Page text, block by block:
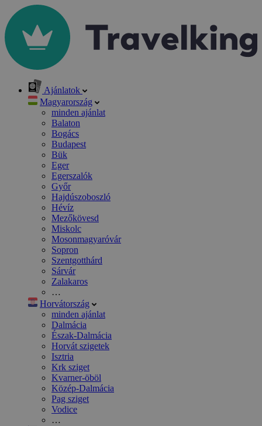
Ajánlatok
Magyarország
minden ajánlat
Balaton
Bogács
Budapest
Bük
Eger
Egerszalók
Győr
Hajdúszoboszló
Hévíz
Mezőkövesd
Miskolc
Mosonmagyaróvár
Sopron
Szentgotthárd
Sárvár
Zalakaros
…
Horvátország
minden ajánlat
Dalmácia
Észak-Dalmácia
Horvát szigetek
Isztria
Krk sziget
Kvarner-öböl
Közép-Dalmácia
Pag sziget
Vodice
…